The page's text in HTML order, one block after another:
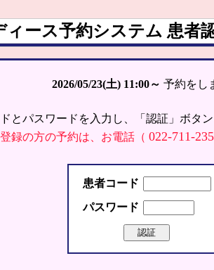
ィース予約システム 患者
2026/05/23(土) 11:00～ 予約をし
とパスワードを入力し、「認証」ボタ
録の方の予約は、お電話（ 022-711-
患者コード
パスワード